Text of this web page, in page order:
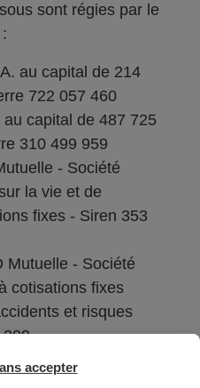
sont régies par le
au capital de 214
722 057 460
capital de 487 725
310 499 959
- Société
la vie et de
fixes - Siren 353
Mutuelle - Société
cotisations fixes
et risques
309
de l’Arche –
accepter